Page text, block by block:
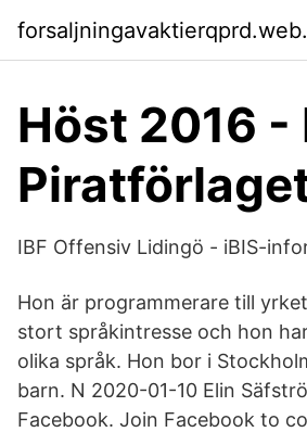
Höst 2016 -
IBF Offensiv Lidingö - iBIS-
Hon är programmerare till
stort språkintresse och hon
olika språk. Hon bor i
barn. N 2020-01-10 Elin
Facebook. Join Facebook to